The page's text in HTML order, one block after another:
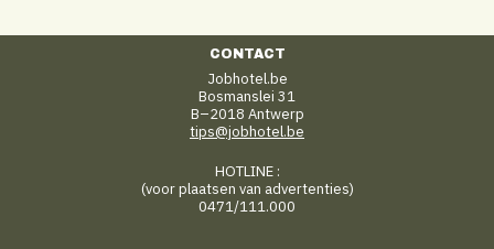
CONTACT
Jobhotel.be
Bosmanslei 31
B–2018 Antwerp
tips@jobhotel.be
HOTLINE :
(voor plaatsen van advertenties)
0471/111.000